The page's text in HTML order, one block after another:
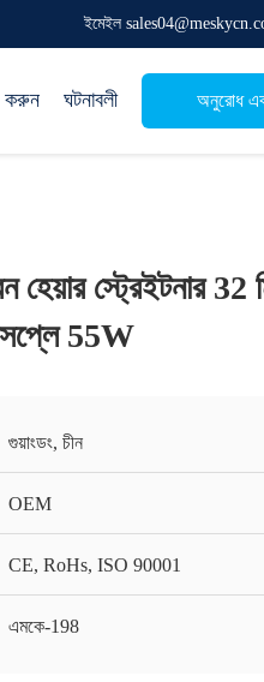
ইমেইল
করুন ঘটনাবলী অনুরোধ
হেয়ার স্ট্রেইটনার 32
55W
গুয়াংডং, চীন
OEM
CE, RoHs, ISO 90001
এমকে-198